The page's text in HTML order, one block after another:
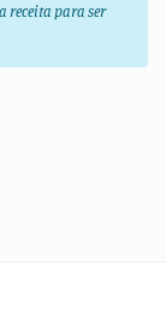
receita para ser